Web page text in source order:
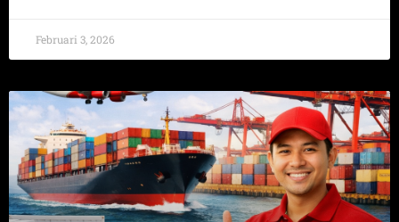
Februari 3, 2026